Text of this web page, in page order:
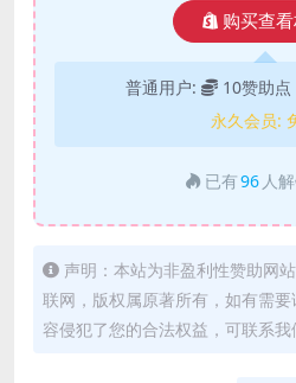
购买查
普通用户: 10赞助点
永久会员:
已有96 人
声明：本站为非盈利性赞助网
联网，版权属原著所有，如有需
容侵犯了您的合法权益，可联系我